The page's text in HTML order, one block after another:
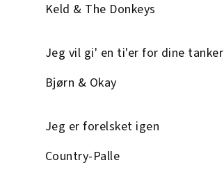
Keld & The Donkeys
Jeg vil gi' en ti'er for dine tanker
Bjørn & Okay
Jeg er forelsket igen
Country-Palle